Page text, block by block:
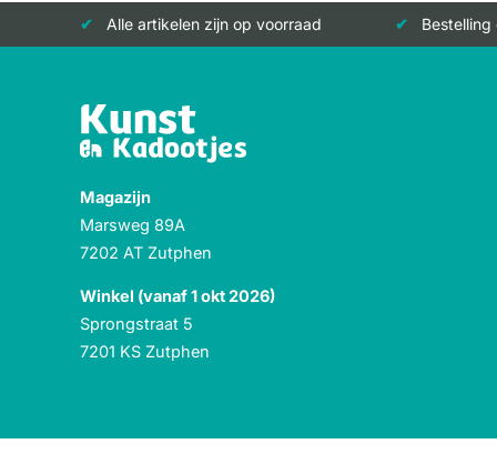
Alle artikelen zijn op voorraad
Magazijn
Marsweg 89A
7202 AT Zutphen
Winkel (vanaf 1 okt 2026)
Sprongstraat 5
7201 KS Zutphen